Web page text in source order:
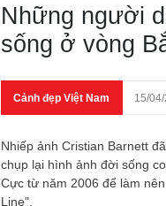
Những người
sống ở vòng
Cảnh đẹp Việt Nam 15/
Nhiếp ảnh Cristian Barnett
chụp lại hình ảnh đời sống
Cực từ năm 2006 để làm
Line".